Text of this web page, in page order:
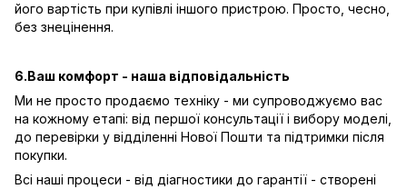
його вартість при купівлі іншого пристрою. Просто, чесно,
без знецінення.
6.Ваш комфорт - наша відповідальність
Ми не просто продаємо техніку - ми супроводжуємо вас
на кожному етапі: від першої консультації і вибору моделі,
до перевірки у відділенні Нової Пошти та підтримки після
покупки.
Всі наші процеси - від діагностики до гарантії - створені